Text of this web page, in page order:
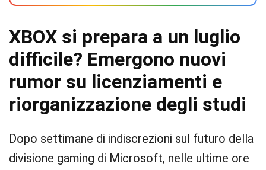
XBOX si prepara a un luglio
difficile? Emergono nuovi
rumor su licenziamenti e
riorganizzazione degli studi
Dopo settimane di indiscrezioni sul futuro della
divisione gaming di Microsoft, nelle ultime ore